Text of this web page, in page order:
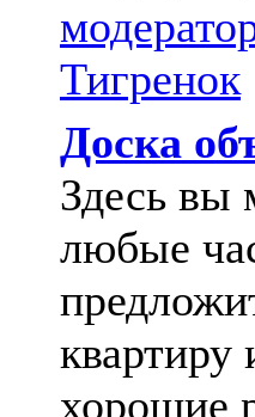
Тигренок
Доска
Здесь вы
любые
квартиру
хорошие